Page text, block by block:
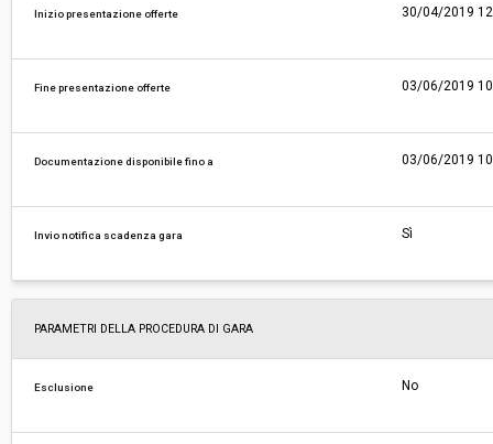
Inizio presentazione offerte 30/04/2019
Fine presentazione offerte 03/06/2019
Documentazione disponibile fino a 03/06/2019
Invio notifica scadenza gara Sì
PARAMETRI DELLA PROCEDURA DI GARA
Esclusione No